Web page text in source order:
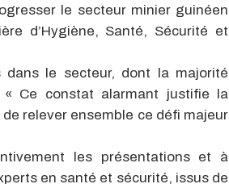
le secteur minier guinéen
d’Hygiène, Santé, Sécurité et
dans le secteur, dont la majorité
« Ce constat alarmant justifie la
relever ensemble ce défi majeur
les présentations et à
en santé et sécurité, issus de